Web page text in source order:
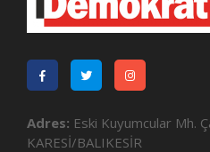
Adres: Eski Kuyumcular Mh.
KARESİ/BALIKESİR